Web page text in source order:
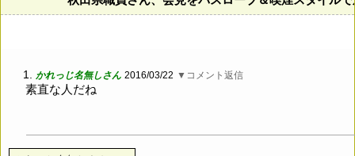
1. かれっじ名無しさん 2016/03/22 ▼コメント返信
素直な人だね